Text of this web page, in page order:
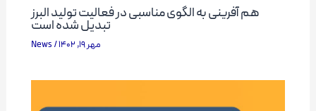
هم آفرینی به الگوی مناسبی در فعالیت تولید البرز
تبدیل شده است
News / مهر 19, 1402